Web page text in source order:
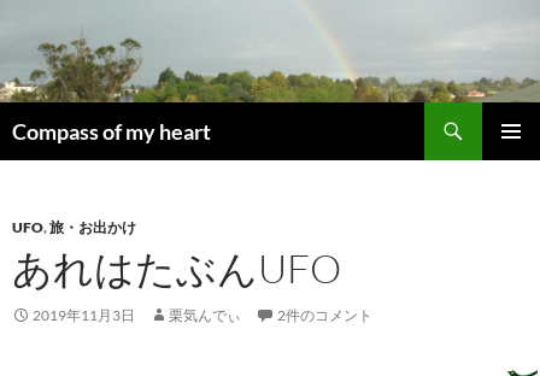
ン
ツ
へ
プ
Compass of my heart
索
UFO,旅・お出かけ
あれはたぶんUFO
2019年11月3日 栗気んでぃ 2件のコメント